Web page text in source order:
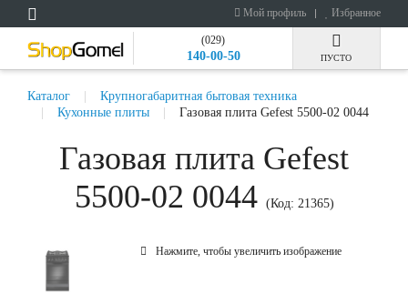
Мой профиль Избранное
(029)
140-00-50 ПУСТО
Каталог
Крупногабаритная бытовая техника
Кухонные плиты
Газовая плита Gefest 5500-02 0044
Газовая плита Gefest
5500-02 0044 (Код: 21365)
Нажмите, чтобы увеличить изображение